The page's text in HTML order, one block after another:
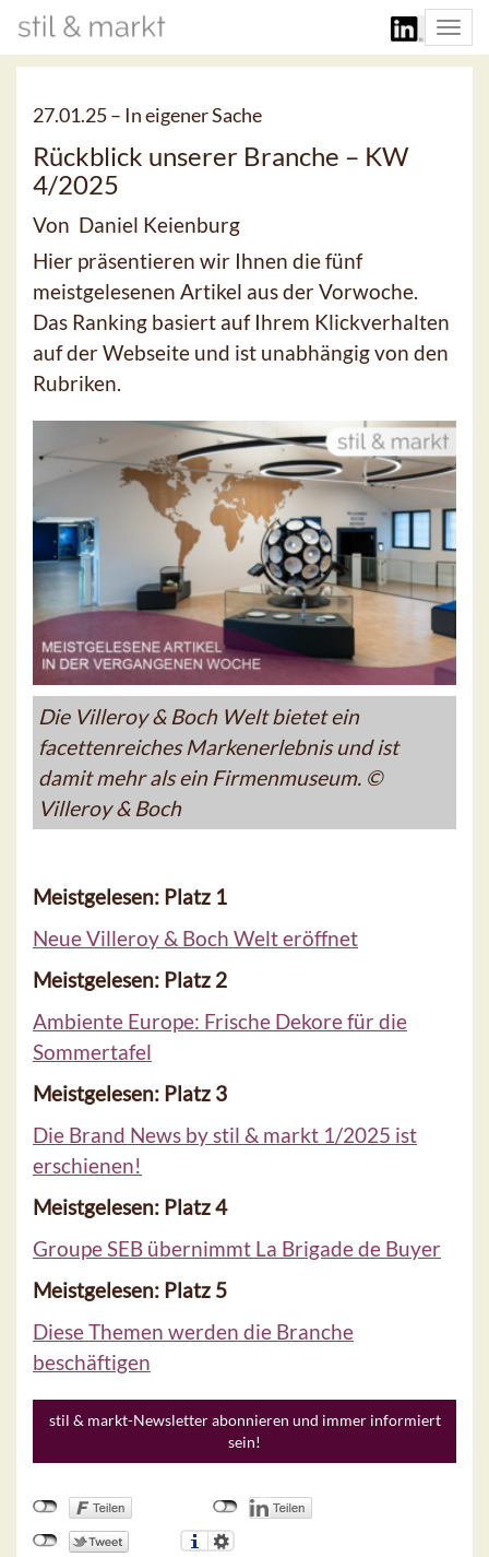
27.01.25 – In eigener Sache
Rückblick unserer Branche – KW
4/2025
Von Daniel Keienburg
Hier präsentieren wir Ihnen die fünf
meistgelesenen Artikel aus der Vorwoche.
Das Ranking basiert auf Ihrem Klickverhalten
auf der Webseite und ist unabhängig von den
Rubriken.
Die Villeroy & Boch Welt bietet ein
facettenreiches Markenerlebnis und ist
damit mehr als ein Firmenmuseum. ©
Villeroy & Boch
Meistgelesen: Platz 1
Neue Villeroy & Boch Welt eröffnet
Meistgelesen: Platz 2
Ambiente Europe: Frische Dekore für die
Sommertafel
Meistgelesen: Platz 3
Die Brand News by stil & markt 1/2025 ist
erschienen!
Meistgelesen: Platz 4
Groupe SEB übernimmt La Brigade de Buyer
Meistgelesen: Platz 5
Diese Themen werden die Branche
beschäftigen
stil & markt-Newsletter abonnieren und immer informiert
sein!